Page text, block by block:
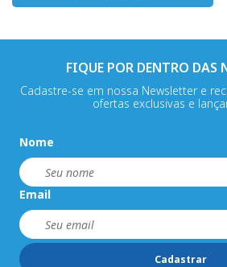
FIQUE POR DENTRO DAS
Cadastre-se em nossa Newsletter e
ofertas exclusivas e
Nome
Email
Cadastrar